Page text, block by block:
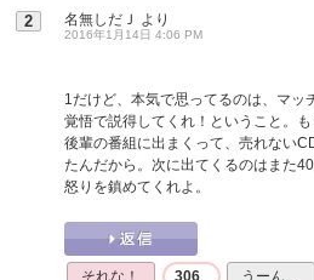
2 名無しだＪ より
2016年1月14日 4:06 PM
1だけど、本気で思ってるのは、マッ
覚悟で説得してくれ！ということ。
後輩の番組に出まくって、売れない
たんだから。次に出てくるのはまた
怒りを鎮めてくれよ。
それな！ 306 うーん…